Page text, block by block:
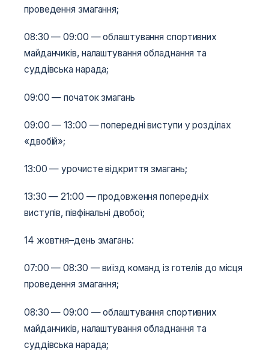
проведення змагання;
08:30 — 09:00 — облаштування спортивних
майданчиків, налаштування обладнання та
суддівська нарада;
09:00 — початок змагань
09:00 — 13:00 — попередні виступи у розділах
«двобій»;
13:00 — урочисте відкриття змагань;
13:30 — 21:00 — продовження попередніх
виступів, півфінальні двобої;
14 жовтня–день змагань:
07:00 — 08:30 — виїзд команд із готелів до місця
проведення змагання;
08:30 — 09:00 — облаштування спортивних
майданчиків, налаштування обладнання та
суддівська нарада;